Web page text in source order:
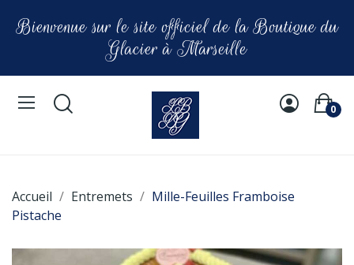
Bienvenue sur le site officiel de la Boutique du
Glacier à Marseille
0
Accueil Entremets
Mille-Feuilles Framboise
Pistache